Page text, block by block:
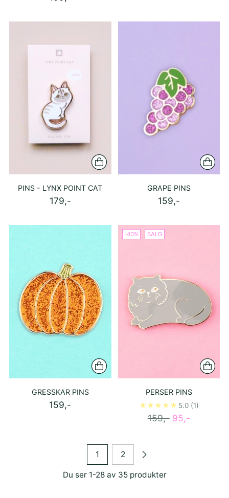
PINS - LYNX POINT CAT
179,-
GRAPE PINS
159,-
GRESSKAR PINS
159,-
-40% SALG
PERSER PINS
5.0 (1)
Ordinær
159,- 95,-
1 2
Du ser 1-28 av 35 produkter